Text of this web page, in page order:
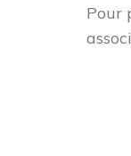
Pour